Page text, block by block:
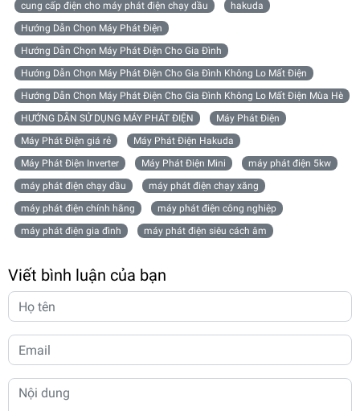
cung cấp điện cho máy phát điện chạy dầu
hakuda
Hướng Dẫn Chọn Máy Phát Điện
Hướng Dẫn Chọn Máy Phát Điện Cho Gia Đình
Hướng Dẫn Chọn Máy Phát Điện Cho Gia Đình Không Lo Mất Điện
Hướng Dẫn Chọn Máy Phát Điện Cho Gia Đình Không Lo Mất Điện Mùa Hè
HƯỚNG DẪN SỬ DỤNG MÁY PHÁT ĐIỆN
Máy Phát Điện
Máy Phát Điện giá rẻ
Máy Phát Điện Hakuda
Máy Phát Điện Inverter
Máy Phát Điện Mini
máy phát điện 5kw
máy phát điện chạy dầu
máy phát điện chạy xăng
máy phát điện chính hãng
máy phát điện công nghiệp
máy phát điện gia đình
máy phát điện siêu cách âm
Viết bình luận của bạn